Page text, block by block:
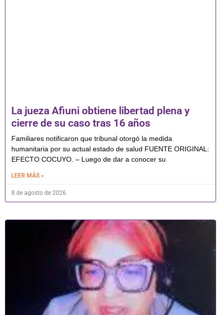
La jueza Afiuni obtiene libertad plena y
cierre de su caso tras 16 años
Familiares notificaron que tribunal otorgó la medida
humanitaria por su actual estado de salud FUENTE ORIGINAL:
EFECTO COCUYO. – Luego de dar a conocer su
LEER MÁS »
8 de agosto de 2026